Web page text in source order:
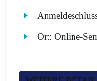
Ort:Online-